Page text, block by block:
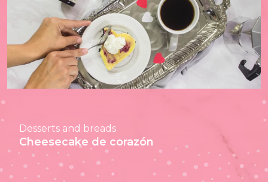
Desserts and breads
Cheesecake de corazón